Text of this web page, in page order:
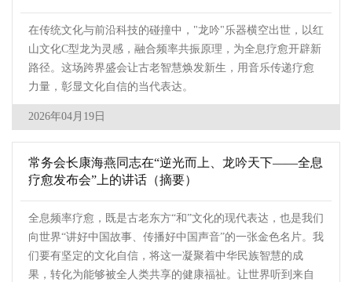
在传统文化与前沿科技的碰撞中，"龙吟"乐器横空出世，以红
山文化C型龙为灵感，融合频率共振原理，为全息疗愈开辟新
路径。这场跨界盛会让古老智慧焕发新生，用音乐传递疗愈
力量，彰显文化自信的当代表达。
2026年04月19日
常务会长康海燕同志在“逆光而上、龙吟天下——全息
疗愈发布会”上的讲话（摘要）
全息频率疗愈，既是古老东方“和”文化的现代表达，也是我们
向世界“讲好中国故事、传播好中国声音”的一张金色名片。我
们要有坚定的文化自信，将这一凝聚着中华民族智慧的成
果，转化为能够被全人类共享的健康福祉。让世界听到来自